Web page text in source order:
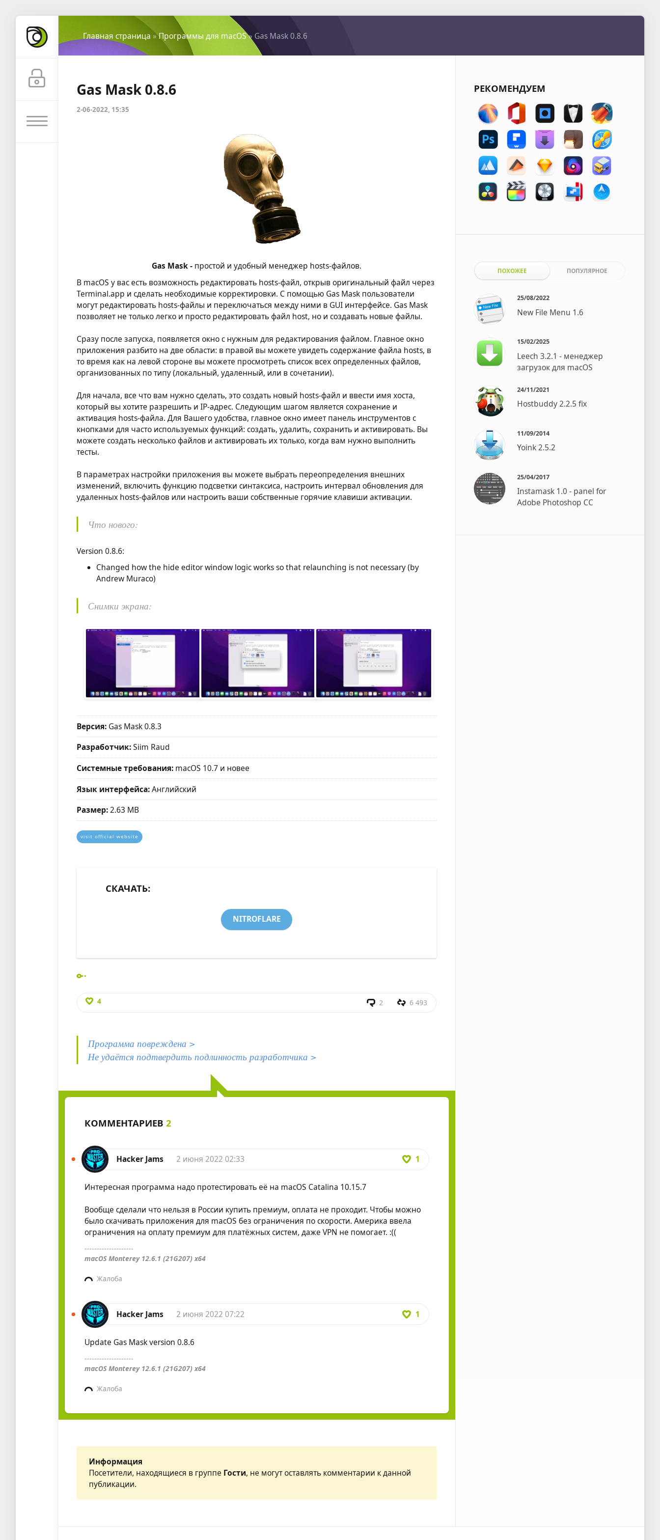
Главная страница »Программы для macOS» Gas Mask 0.8.6
Gas Mask 0.8.6
2-06-2022, 15:35
Gas Mask - простой и удобный менеджер hosts-файлов.
В macOS у вас есть возможность редактировать hosts-файл, открыв оригинальный файл через
Terminal.app и сделать необходимые корректировки. С помощью Gas Mask пользователи
могут редактировать hosts-файлы и переключаться между ними в GUI интерфейсе. Gas Mask
позволяет не только легко и просто редактировать файл host, но и создавать новые файлы.
Сразу после запуска, появляется окно с нужным для редактирования файлом. Главное окно
приложения разбито на две области: в правой вы можете увидеть содержание файла hosts, в
то время как на левой стороне вы можете просмотреть список всех определенных файлов,
организованных по типу (локальный, удаленный, или в сочетании).
Для начала, все что вам нужно сделать, это создать новый hosts-файл и ввести имя хоста,
который вы хотите разрешить и IP-адрес. Следующим шагом является сохранение и
активация hosts-файла. Для Вашего удобства, главное окно имеет панель инструментов с
кнопками для часто используемых функций: создать, удалить, сохранить и активировать. Вы
можете создать несколько файлов и активировать их только, когда вам нужно выполнить
тесты.
В параметрах настройки приложения вы можете выбрать переопределения внешних
изменений, включить функцию подсветки синтаксиса, настроить интервал обновления для
удаленных hosts-файлов или настроить ваши собственные горячие клавиши активации.
Что нового:
Version 0.8.6:
Changed how the hide editor window logic works so that relaunching is not necessary (by
Andrew Muraco)
Снимки экрана:
Версия: Gas Mask 0.8.3
Разработчик:Siim Raud
Системные требования: macOS 10.7 и новее
Язык интерфейса:Английский
Размер:2.63 MB
visit official website
СКАЧАТЬ:
NITROFLARE
4 2 6 493
Программа повреждена >
Не удаётся подтвердить подлинность разработчика >
КОММЕНТАРИЕВ 2
Hacker Jams 2 июня 2022 02:33 1
Интересная программа надо протестировать её на macOS Catalina 10.15.7
Вообще сделали что нельзя в России купить премиум, оплата не проходит. Чтобы можно
было скачивать приложения для macOS без ограничения по скорости. Америка ввела
ограничения на оплату премиум для платёжных систем, даже VPN не помогает. :((
--------------------
macOS Monterey 12.6.1 (21G207) x64
Жалоба
Hacker Jams 2 июня 2022 07:22 1
Update Gas Mask version 0.8.6
--------------------
macOS Monterey 12.6.1 (21G207) x64
Жалоба
Информация
Посетители, находящиеся в группе Гости, не могут оставлять комментарии к данной
публикации.
РЕКОМЕНДУЕМ
ПОХОЖЕЕ ПОПУЛЯРНОЕ
25/08/2022
New File Menu 1.6
15/02/2025
Leech 3.2.1 - менеджер
загрузок для macOS
24/11/2021
Hostbuddy 2.2.5 fix
11/09/2014
Yoink 2.5.2
25/04/2017
Instamask 1.0 - panel for
Adobe Photoshop СС